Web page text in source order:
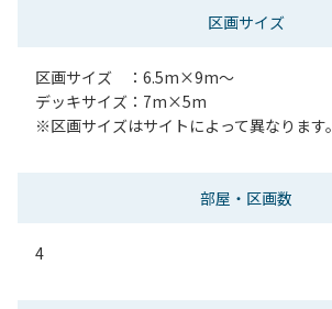
区画サイズ
区画サイズ ：6.5m×9m～
デッキサイズ：7m×5m
※区画サイズはサイトによって異なります。
部屋・区画数
4